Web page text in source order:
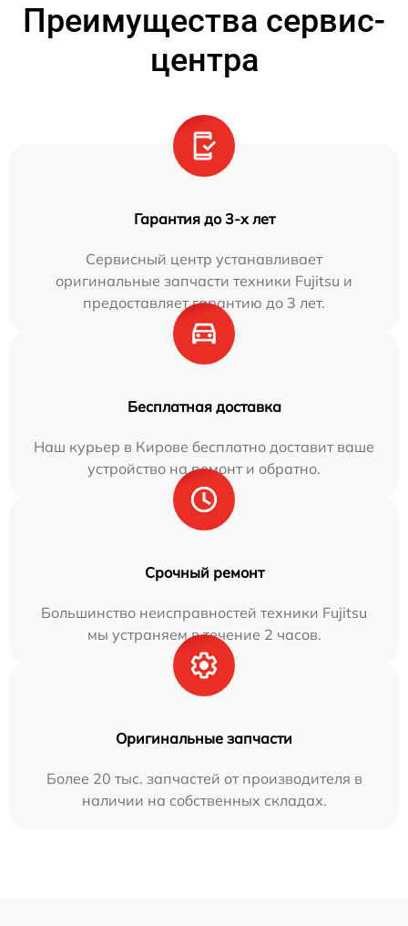
Преимущества сервис-
центра
Гарантия до 3-х лет
Сервисный центр устанавливает
оригинальные запчасти техники Fujitsu и
предоставляет гарантию до 3 лет.
Бесплатная доставка
Наш курьер в Кирове бесплатно доставит ваше
устройство на ремонт и обратно.
Срочный ремонт
Большинство неисправностей техники Fujitsu
мы устраняем в течение 2 часов.
Оригинальные запчасти
Более 20 тыс. запчастей от производителя в
наличии на собственных складах.